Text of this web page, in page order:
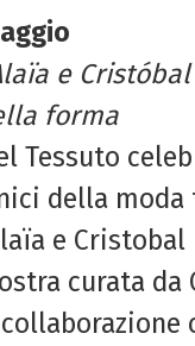
e
forma
Tessuto
della moda
e Cristobal
curata da